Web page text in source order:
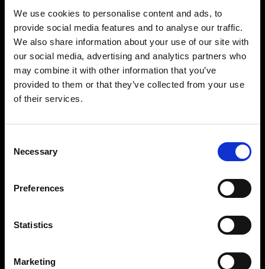
We use cookies to personalise content and ads, to
provide social media features and to analyse our traffic.
We also share information about your use of our site with
our social media, advertising and analytics partners who
may combine it with other information that you’ve
provided to them or that they’ve collected from your use
of their services.
Selection
Necessary
Preferences
Statistics
Marketing